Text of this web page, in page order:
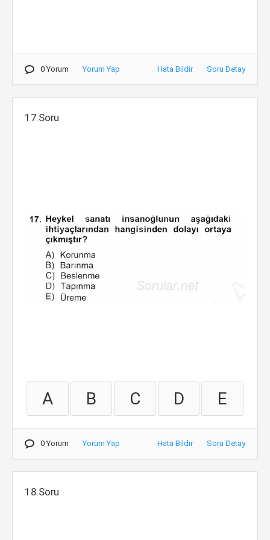
0 Yorum Yorum Yap Hata Bildir Soru Detay
17.Soru
A B C D E
0 Yorum Yorum Yap Hata Bildir Soru Detay
18.Soru